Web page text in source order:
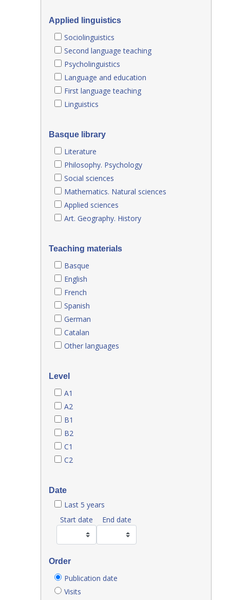
Applied linguistics
Sociolinguistics
Second language teaching
Psycholinguistics
Language and education
First language teaching
Linguistics
Basque library
Literature
Philosophy. Psychology
Social sciences
Mathematics. Natural sciences
Applied sciences
Art. Geography. History
Teaching materials
Basque
English
French
Spanish
German
Catalan
Other languages
Level
A1
A2
B1
B2
C1
C2
Date
Last 5 years
Start date
End date
Order
Publication date
Visits